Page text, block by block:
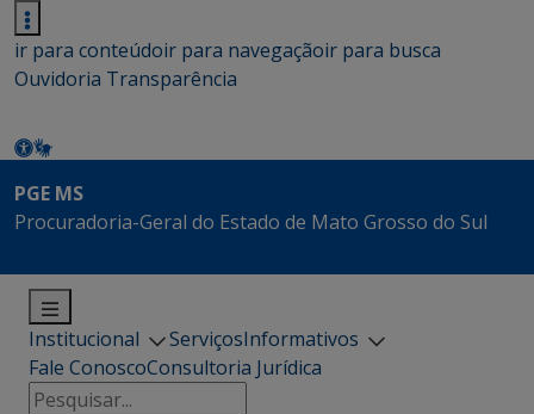
ir para conteúdoir para navegaçãoir para busca
Ouvidoria Transparência
PGE MS
Procuradoria-Geral do Estado de Mato Grosso do Sul
Institucional ServiçosInformativos
Fale ConoscoConsultoria Jurídica
Pesquisar